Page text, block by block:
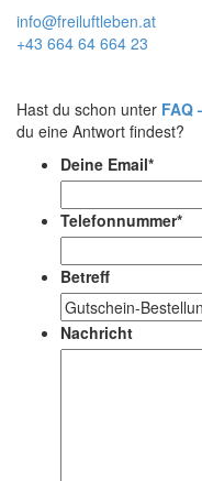
info@freiluftleben.at
+43 664 64 664 23
Hast du schon unter FAQ
du eine Antwort findest?
Deine Email*
Telefonnummer*
Betreff
Nachricht